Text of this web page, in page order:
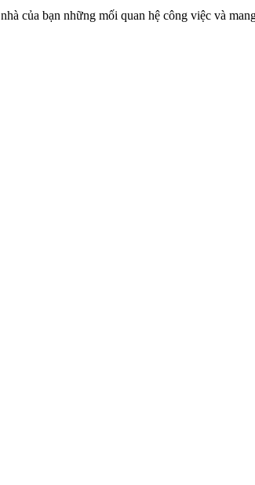
của bạn những mối quan hệ công việc và